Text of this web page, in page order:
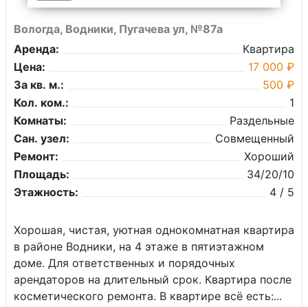
Вологда, Водники, Пугачева ул, №87а
Аренда:
Квартира
Цена:
17 000 ₽
За кв. м.:
500 ₽
Кол. ком.:
1
Комнаты:
Раздельные
Сан. узел:
Совмещенный
Ремонт:
Хороший
Площадь:
34/20/10
Этажность:
4 / 5
Хорошая, чистая, уютная однокомнатная квартира
в районе Водники, на 4 этаже в пятиэтажном
доме. Для ответственных и порядочных
арендаторов на длительный срок. Квартира после
косметического ремонта. В квартире всё есть:...